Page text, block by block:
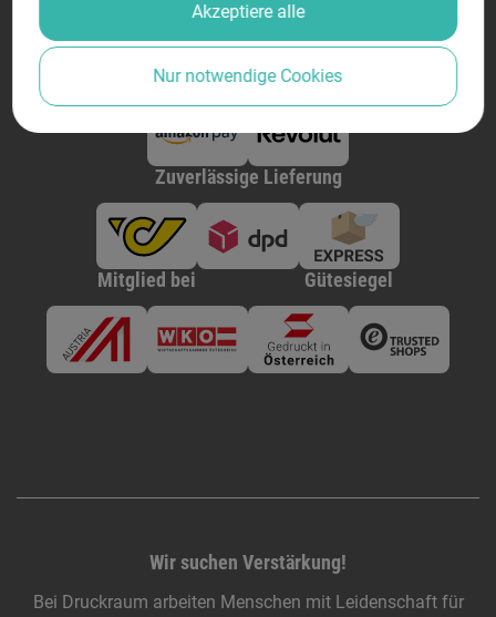
Zuverlässige Lieferung
Mitglied bei Gütesiegel
Wir suchen Verstärkung!
Bei Druckraum arbeiten Menschen mit Leidenschaft für
Akzeptiere alle
Nur notwendige Cookies